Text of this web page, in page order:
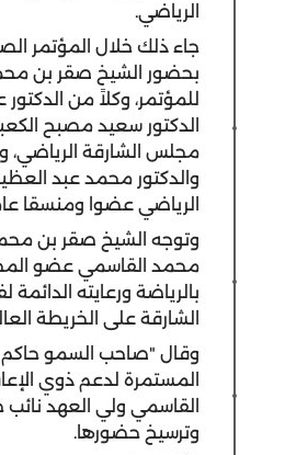
الرياضي.
جاء ذلك خلال المؤتمر
بحضور الشيخ صقر بن
للمؤتمر، وكلاً من الدكتور
الدكتور سعيد مصبح
مجلس الشارقة الرياضي،
والدكتور محمد عبد
الرياضي عضوا ومنسقا
وتوجه الشيخ صقر بن
محمد القاسمي عضو
بالرياضة ورعايته
الشارقة على الخريطة
وقال "صاحب السمو حاكم
المستمرة لدعم ذوي
القاسمي ولي العهد نائب
وترسيخ حضورها.